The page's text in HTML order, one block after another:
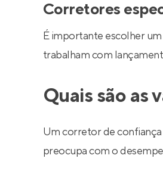
Corretores
É importante escolher
trabalham com
Quais são as
Um corretor de confiança
preocupa com o